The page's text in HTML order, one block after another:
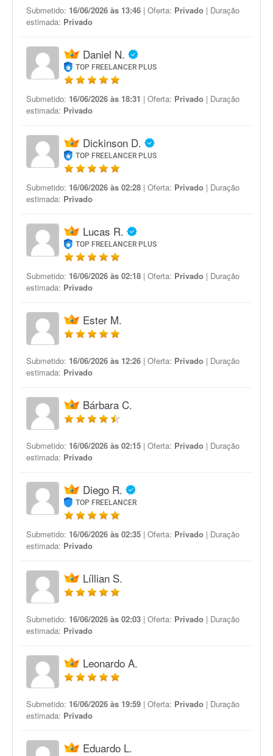
Submetido: 16/06/2026 às 13:46 | Oferta: Privado | Duração
estimada: Privado
Daniel N.
TOP FREELANCER PLUS
Submetido: 16/06/2026 às 18:31 | Oferta: Privado | Duração
estimada: Privado
Dickinson D.
TOP FREELANCER PLUS
Submetido: 16/06/2026 às 02:28 | Oferta: Privado | Duração
estimada: Privado
Lucas R.
TOP FREELANCER PLUS
Submetido: 16/06/2026 às 02:18 | Oferta: Privado | Duração
estimada: Privado
Ester M.
Submetido: 16/06/2026 às 12:26 | Oferta: Privado | Duração
estimada: Privado
Bárbara C.
Submetido: 16/06/2026 às 02:15 | Oferta: Privado | Duração
estimada: Privado
Diego R.
TOP FREELANCER
Submetido: 16/06/2026 às 02:35 | Oferta: Privado | Duração
estimada: Privado
Líllian S.
Submetido: 16/06/2026 às 02:03 | Oferta: Privado | Duração
estimada: Privado
Leonardo A.
Submetido: 16/06/2026 às 19:59 | Oferta: Privado | Duração
estimada: Privado
Eduardo L.